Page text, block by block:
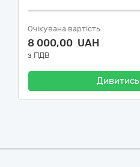
Очікувана вартість
8 000,00 UAH
з ПДВ
Дивитись